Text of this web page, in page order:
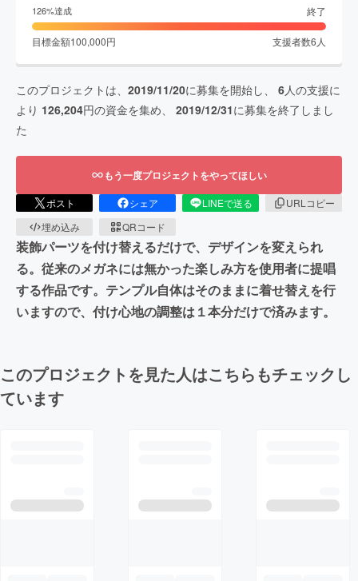
126%達成 終了
目標金額100,000円 支援者数6 人
このプロジェクトは、 2019/11/20に募集を開始し、 6人の支援に
より 126,204円の資金を集め、 2019/12/31に募集を終了しまし
た
もう一度プロジェクトをやってほしい
ポスト シェア LINEで送る
URLコピー
埋め込み
QRコード
装飾パーツを付け替えるだけで、デザインを変えられ
る。従来のメガネには無かった楽しみ方を使用者に提唱
する作品です。テンプル自体はそのままに着せ替えを行
いますので、付け心地の調整は１本分だけで済みます。
このプロジェクトを見た人はこちらもチェックし
ています